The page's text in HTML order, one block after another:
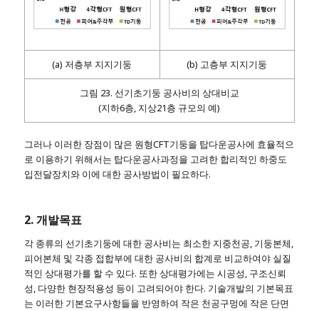
(a) 저층부 지지기둥 (b) 고층부 지지기둥
그림 23. 선기초기둥 공사비의 상대비교
(지하6층, 지상21층 규모의 예)
그러나 이러한 장점이 많은 원형CFT기둥을 탑다운공사에 효율적으
로 이용하기 위해서는 탑다운공사과정을 고려한 합리적인 하중도
입전달장치와 이에 대한 공사방법이 필요하다.
2. 개발목표
각 종류의 선기초기둥에 대한 공사비는 최소한 지중천공, 기둥본체,
피어본체 및 각종 접합부에 대한 공사비의 합계로 비교하여야 실질
적인 상대평가를 할 수 있다. 또한 상대평가에는 시공성, 구조신뢰
성, 다양한 현장적용성 등이 고려되어야 한다. 기술개발의 기본목표
는 이러한 기본요구사항들을 반영하여 작은 천공구멍에 작은 단면